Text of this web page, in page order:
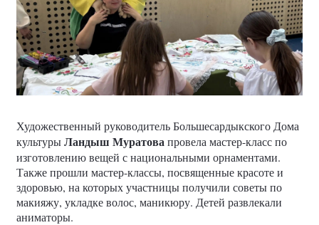
Художественный руководитель Большесардыкского Дома
культурыЛандыш Муратова провела мастер-класс по
изготовлению вещей с национальными орнаментами.
Также прошли мастер-классы, посвященные красоте и
здоровью, на которых участницы получили советы по
макияжу, укладке волос, маникюру. Детей развлекали
аниматоры.